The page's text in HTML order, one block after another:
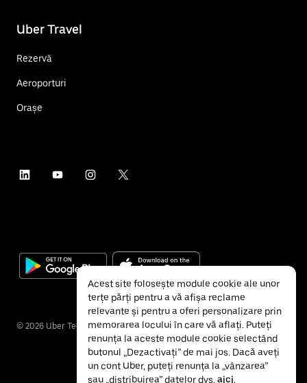
Uber Travel
Rezervă
Aeroporturi
Orașe
© 2026 Uber Technologies Inc.
Acest site folosește module cookie ale unor
terțe părți pentru a vă afișa reclame
relevante și pentru a oferi personalizare prin
memorarea locului în care vă aflați. Puteți
renunța la aceste module cookie selectând
butonul „Dezactivați” de mai jos. Dacă aveți
un cont Uber, puteți renunța la „vânzarea”
sau „distribuirea” datelor dvs. aici.